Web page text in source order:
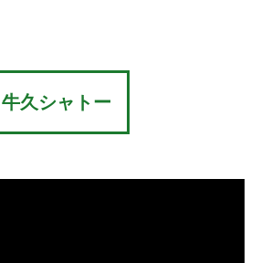
牛久シャトー